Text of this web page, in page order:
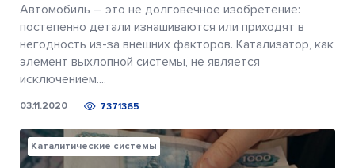
Автомобиль – это не долговечное изобретение:
постепенно детали изнашиваются или приходят в
негодность из-за внешних факторов. Катализатор, как
элемент выхлопной системы, не является
исключением....
03.11.2020 7371365
Каталитические системы